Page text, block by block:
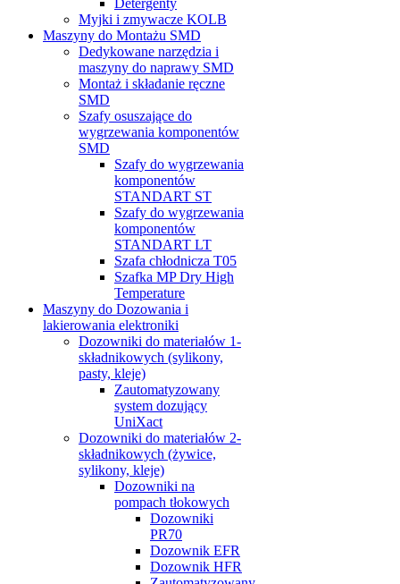
Detergenty
Myjki i zmywacze KOLB
Maszyny do Montażu SMD
Dedykowane narzędzia i
maszyny do naprawy SMD
Montaż i składanie ręczne
SMD
Szafy osuszające do
wygrzewania komponentów
SMD
Szafy do wygrzewania
komponentów
STANDART ST
Szafy do wygrzewania
komponentów
STANDART LT
Szafa chłodnicza T05
Szafka MP Dry High
Temperature
Maszyny do Dozowania i
lakierowania elektroniki
Dozowniki do materiałów 1-
składnikowych (sylikony,
pasty, kleje)
Zautomatyzowany
system dozujący
UniXact
Dozowniki do materiałów 2-
składnikowych (żywice,
sylikony, kleje)
Dozowniki na
pompach tłokowych
Dozowniki
PR70
Dozownik EFR
Dozownik HFR